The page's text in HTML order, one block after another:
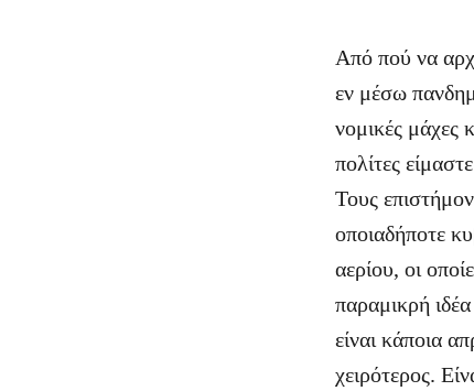
Από πού να
εν μέσω
νομικές μάχες
πολίτες
Τους
οποιαδήποτε
αερίου, οι
παραμικρή
είναι κάποια
χειρότερος.